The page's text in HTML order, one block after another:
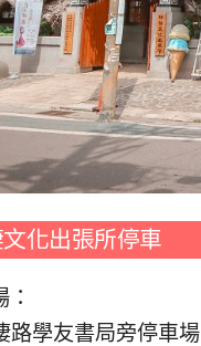
化出張所停車
路學友書局旁停車場